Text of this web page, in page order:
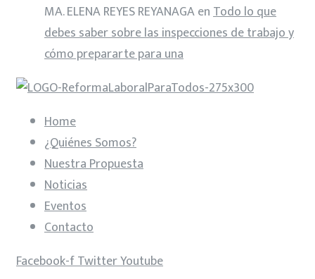
MA. ELENA REYES REYANAGAenTodo lo que
debes saber sobre las inspecciones de trabajo y
cómo prepararte para una
Home
¿Quiénes Somos?
Nuestra Propuesta
Noticias
Eventos
Contacto
Facebook-fTwitterYoutube